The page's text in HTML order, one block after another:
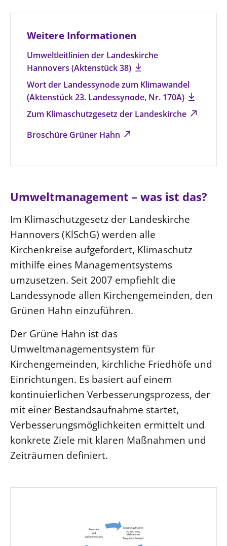
Weitere Informationen
Umweltleitlinien der Landeskirche
Hannovers (Aktenstück 38)
Wort der Landessynode zum Klimawandel
(Aktenstück 23. Landessynode, Nr. 170A)
Zum Klimaschutzgesetz der Landeskirche
Broschüre Grüner Hahn
Umweltmanagement – was ist das?
Im Klimaschutzgesetz der Landeskirche
Hannovers (KlSchG) werden alle
Kirchenkreise aufgefordert, Klimaschutz
mithilfe eines Managementsystems
umzusetzen. Seit 2007 empfiehlt die
Landessynode allen Kirchengemeinden, den
Grünen Hahn einzuführen.
Der Grüne Hahn ist das
Umweltmanagementsystem für
Kirchengemeinden, kirchliche Friedhöfe und
Einrichtungen. Es basiert auf einem
kontinuierlichen Verbesserungsprozess, der
mit einer Bestandsaufnahme startet,
Verbesserungsmöglichkeiten ermittelt und
konkrete Ziele mit klaren Maßnahmen und
Zeiträumen definiert.